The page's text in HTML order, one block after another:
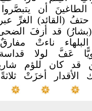
وكم مشهدٍ
ولا مُنتَهى
وإن كنت
وناوشت
تحف ربوع
ومن كان
وظني بها أن